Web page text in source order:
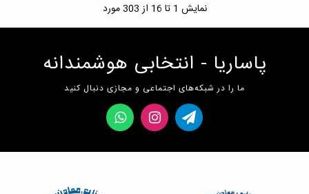
نمایش 1 تا 16 از 303 مورد
پاساریا - انتخابی هوشمندانه
ما را در شبکه‌های اجتماعی و مجازی دنبال کنید